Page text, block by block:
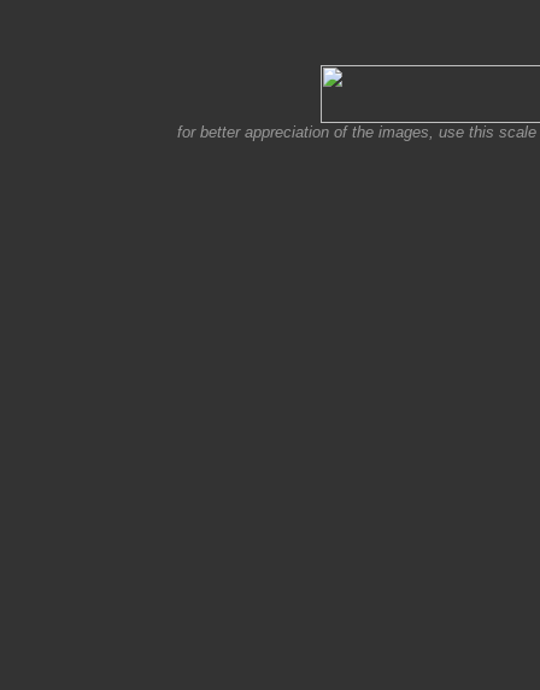
for better appreciation of the images, use this